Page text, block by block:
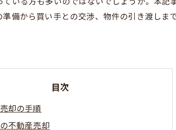
備から買い手との交渉、物件の引き渡しま
目次
却の手順
不動産売却